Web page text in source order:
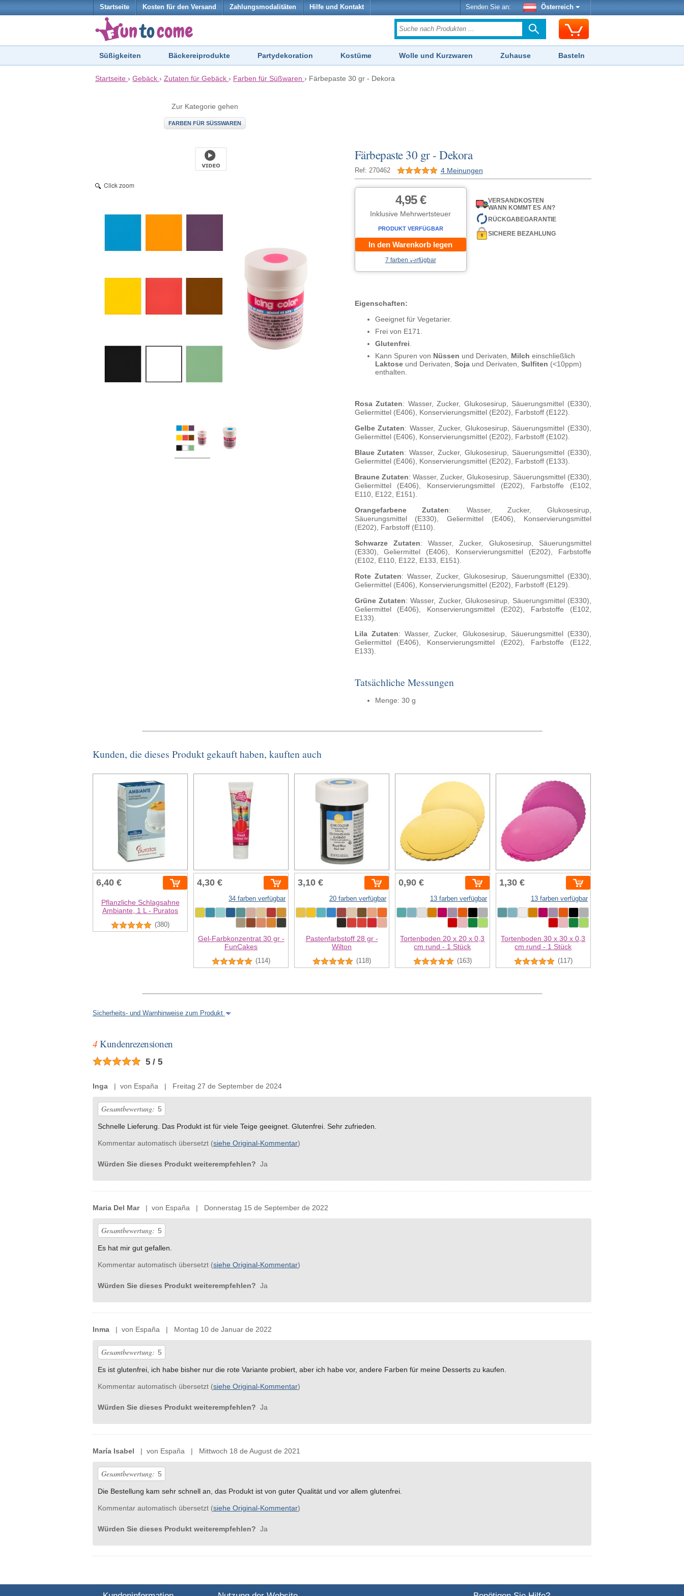
Startseite Kosten für den Versand Zahlungsmodalitäten Hilfe und Kontakt Senden Sie an: Österreich
Süßigkeiten Bäckereiprodukte Partydekoration Kostüme Wolle und Kurzwaren Zuhause Basteln
Startseite › Gebäck › Zutaten für Gebäck › Farben für Süßwaren › Färbepaste 30 gr - Dekora
Zur Kategorie gehen
FARBEN FÜR SÜSSWAREN
Färbepaste 30 gr - Dekora
Ref: 270462 4 Meinungen
Click zoom
4,95 €
Inklusive Mehrwertsteuer
PRODUKT VERFÜGBAR
In den Warenkorb legen
7 farben verfügbar
VERSANDKOSTEN
WANN KOMMT ES AN?
RÜCKGABEGARANTIE
SICHERE BEZAHLUNG
Eigenschaften:
Geeignet für Vegetarier.
Frei von E171.
Glutenfrei
Kann Spuren von Nüssen und Derivaten, Milch einschließlich
Laktoseund Derivaten, Sojaund Derivaten, Sulfiten (<10ppm)
enthalten.
Rosa Zutaten: Wasser, Zucker, Glukosesirup, Säuerungsmittel (E330),
Geliermittel (E406), Konservierungsmittel (E202), Farbstoff (E122).
Gelbe Zutaten: Wasser, Zucker, Glukosesirup, Säuerungsmittel (E330),
Geliermittel (E406), Konservierungsmittel (E202), Farbstoff (E102).
Blaue Zutaten: Wasser, Zucker, Glukosesirup, Säuerungsmittel (E330),
Geliermittel (E406), Konservierungsmittel (E202), Farbstoff (E133).
Braune Zutaten: Wasser, Zucker, Glukosesirup, Säuerungsmittel (E330),
Geliermittel (E406), Konservierungsmittel (E202), Farbstoffe (E102,
E110, E122, E151).
Orangefarbene Zutaten: Wasser, Zucker, Glukosesirup,
Säuerungsmittel (E330), Geliermittel (E406), Konservierungsmittel
(E202), Farbstoff (E110).
Schwarze Zutaten: Wasser, Zucker, Glukosesirup, Säuerungsmittel
(E330), Geliermittel (E406), Konservierungsmittel (E202), Farbstoffe
(E102, E110, E122, E133, E151).
Rote Zutaten: Wasser, Zucker, Glukosesirup, Säuerungsmittel (E330),
Geliermittel (E406), Konservierungsmittel (E202), Farbstoff (E129).
Grüne Zutaten: Wasser, Zucker, Glukosesirup, Säuerungsmittel (E330),
Geliermittel (E406), Konservierungsmittel (E202), Farbstoffe (E102,
E133).
Lila Zutaten: Wasser, Zucker, Glukosesirup, Säuerungsmittel (E330),
Geliermittel (E406), Konservierungsmittel (E202), Farbstoffe (E122,
E133).
Tatsächliche Messungen
Menge: 30 g
Kunden, die dieses Produkt gekauft haben, kauften auch
6,40 €
Pflanzliche Schlagsahne
Ambiante, 1 L - Puratos
(380)
4,30 €
34 farben verfügbar
Gel-Farbkonzentrat 30 gr -
FunCakes
(114)
3,10 €
20 farben verfügbar
Pastenfarbstoff 28 gr -
Wilton
(118)
0,90 €
13 farben verfügbar
Tortenboden 20 x 20 x 0,3
cm rund - 1 Stück
(163)
1,30 €
13 farben verfügbar
Tortenboden 30 x 30 x 0,3
cm rund - 1 Stück
(117)
Sicherheits- und Warnhinweise zum Produkt
4 Kundenrezensionen
5 / 5
Inga | von España | Freitag 27 de September de 2024
Gesamtbewertung: 5
Schnelle Lieferung. Das Produkt ist für viele Teige geeignet. Glutenfrei. Sehr zufrieden.
Kommentar automatisch übersetzt (siehe Original-Kommentar)
Würden Sie dieses Produkt weiterempfehlen? Ja
Maria Del Mar| von España | Donnerstag 15 de September de 2022
Gesamtbewertung: 5
Es hat mir gut gefallen.
Kommentar automatisch übersetzt (siehe Original-Kommentar)
Würden Sie dieses Produkt weiterempfehlen? Ja
Inma | von España | Montag 10 de Januar de 2022
Gesamtbewertung: 5
Es ist glutenfrei, ich habe bisher nur die rote Variante probiert, aber ich habe vor, andere Farben für meine Desserts zu kaufen.
Kommentar automatisch übersetzt (siehe Original-Kommentar)
Würden Sie dieses Produkt weiterempfehlen? Ja
María Isabel | von España | Mittwoch 18 de August de 2021
Gesamtbewertung: 5
Die Bestellung kam sehr schnell an, das Produkt ist von guter Qualität und vor allem glutenfrei.
Kommentar automatisch übersetzt (siehe Original-Kommentar)
Würden Sie dieses Produkt weiterempfehlen? Ja